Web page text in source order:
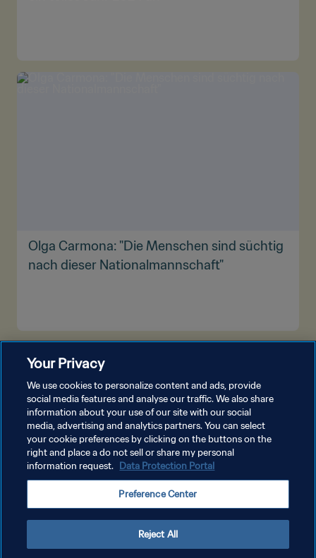
Olga Carmona: "Die Menschen sind süchtig
nach dieser Nationalmannschaft"
DATENSCHUTZ
NUTZUNGSBEDINGUNGEN
COOKIE-EINSTELLUNGEN VERWALTEN
Copyright © 1994 - 2026 FIFA. Alle Rechte vorbehalten.
Your Privacy
We use cookies to personalize content and ads, provide
social media features and analyse our traffic. We also share
information about your use of our site with our social
media, advertising and analytics partners. You can select
your cookie preferences by clicking on the buttons on the
right and place a do not sell or share my personal
information request. Data Protection Portal
Preference Center
Reject All